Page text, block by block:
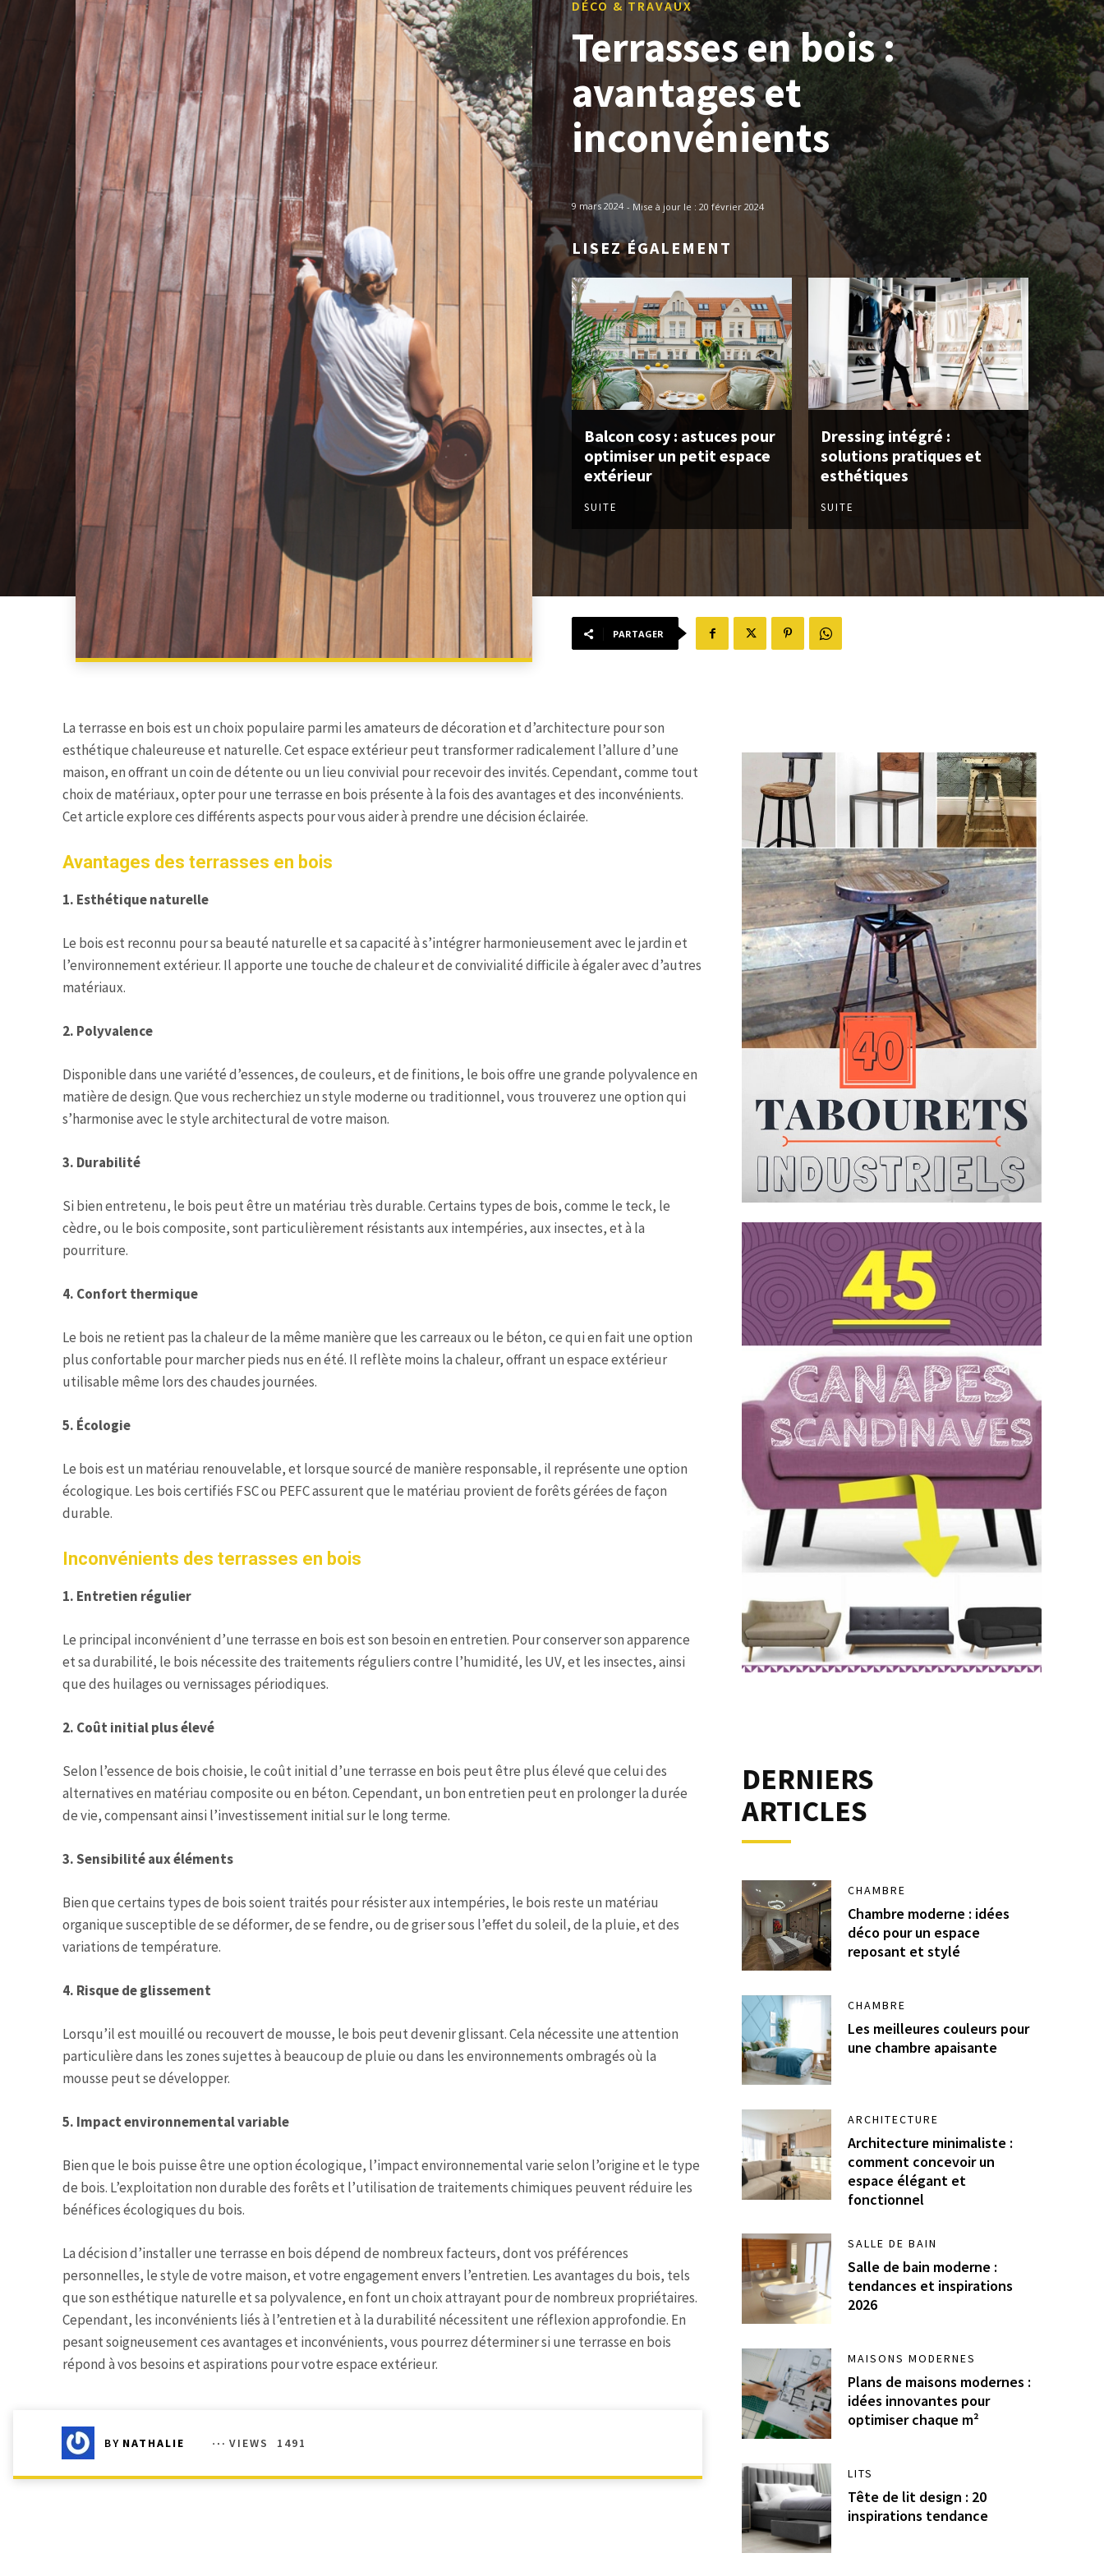
DÉCO & TRAVAUX
Terrasses en bois :
avantages et
inconvénients
9 mars 2024 - Mise à jour le : 20 février 2024
LISEZ ÉGALEMENT
Balcon cosy : astuces pour
optimiser un petit espace
extérieur
SUITE
Dressing intégré :
solutions pratiques et
esthétiques
SUITE
PARTAGER
La terrasse en bois est un choix populaire parmi les amateurs de décoration et d’architecture pour son
esthétique chaleureuse et naturelle. Cet espace extérieur peut transformer radicalement l’allure d’une
maison, en offrant un coin de détente ou un lieu convivial pour recevoir des invités. Cependant, comme tout
choix de matériaux, opter pour une terrasse en bois présente à la fois des avantages et des inconvénients.
Cet article explore ces différents aspects pour vous aider à prendre une décision éclairée.
Avantages des terrasses en bois
1. Esthétique naturelle
Le bois est reconnu pour sa beauté naturelle et sa capacité à s’intégrer harmonieusement avec le jardin et
l’environnement extérieur. Il apporte une touche de chaleur et de convivialité difficile à égaler avec d’autres
matériaux.
2. Polyvalence
Disponible dans une variété d’essences, de couleurs, et de finitions, le bois offre une grande polyvalence en
matière de design. Que vous recherchiez un style moderne ou traditionnel, vous trouverez une option qui
s’harmonise avec le style architectural de votre maison.
3. Durabilité
Si bien entretenu, le bois peut être un matériau très durable. Certains types de bois, comme le teck, le
cèdre, ou le bois composite, sont particulièrement résistants aux intempéries, aux insectes, et à la
pourriture.
4. Confort thermique
Le bois ne retient pas la chaleur de la même manière que les carreaux ou le béton, ce qui en fait une option
plus confortable pour marcher pieds nus en été. Il reflète moins la chaleur, offrant un espace extérieur
utilisable même lors des chaudes journées.
5. Écologie
Le bois est un matériau renouvelable, et lorsque sourcé de manière responsable, il représente une option
écologique. Les bois certifiés FSC ou PEFC assurent que le matériau provient de forêts gérées de façon
durable.
Inconvénients des terrasses en bois
1. Entretien régulier
Le principal inconvénient d’une terrasse en bois est son besoin en entretien. Pour conserver son apparence
et sa durabilité, le bois nécessite des traitements réguliers contre l’humidité, les UV, et les insectes, ainsi
que des huilages ou vernissages périodiques.
2. Coût initial plus élevé
Selon l’essence de bois choisie, le coût initial d’une terrasse en bois peut être plus élevé que celui des
alternatives en matériau composite ou en béton. Cependant, un bon entretien peut en prolonger la durée
de vie, compensant ainsi l’investissement initial sur le long terme.
3. Sensibilité aux éléments
Bien que certains types de bois soient traités pour résister aux intempéries, le bois reste un matériau
organique susceptible de se déformer, de se fendre, ou de griser sous l’effet du soleil, de la pluie, et des
variations de température.
4. Risque de glissement
Lorsqu’il est mouillé ou recouvert de mousse, le bois peut devenir glissant. Cela nécessite une attention
particulière dans les zones sujettes à beaucoup de pluie ou dans les environnements ombragés où la
mousse peut se développer.
5. Impact environnemental variable
Bien que le bois puisse être une option écologique, l’impact environnemental varie selon l’origine et le type
de bois. L’exploitation non durable des forêts et l’utilisation de traitements chimiques peuvent réduire les
bénéfices écologiques du bois.
La décision d’installer une terrasse en bois dépend de nombreux facteurs, dont vos préférences
personnelles, le style de votre maison, et votre engagement envers l’entretien. Les avantages du bois, tels
que son esthétique naturelle et sa polyvalence, en font un choix attrayant pour de nombreux propriétaires.
Cependant, les inconvénients liés à l’entretien et à la durabilité nécessitent une réflexion approfondie. En
pesant soigneusement ces avantages et inconvénients, vous pourrez déterminer si une terrasse en bois
répond à vos besoins et aspirations pour votre espace extérieur.
BY NATHALIE VIEWS 1491
DERNIERS
ARTICLES
CHAMBRE
Chambre moderne : idées
déco pour un espace
reposant et stylé
CHAMBRE
Les meilleures couleurs pour
une chambre apaisante
ARCHITECTURE
Architecture minimaliste :
comment concevoir un
espace élégant et
fonctionnel
SALLE DE BAIN
Salle de bain moderne :
tendances et inspirations
2026
MAISONS MODERNES
Plans de maisons modernes :
idées innovantes pour
optimiser chaque m²
LITS
Tête de lit design : 20
inspirations tendance